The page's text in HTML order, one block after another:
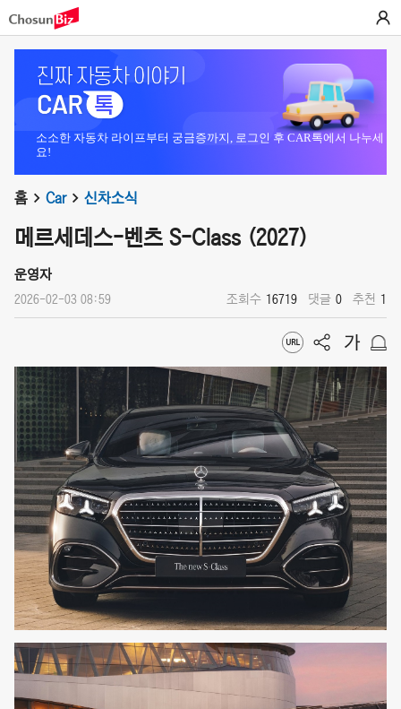
소소한 자동차 라이프부터 궁금증까지, 로그인 후 CAR톡에서 나누세
요!
홈 Car 신차소식
메르세데스-벤츠 S-Class (2027)
운영자
2026-02-03 08:59 조회수 16719 댓글 0 추천 1